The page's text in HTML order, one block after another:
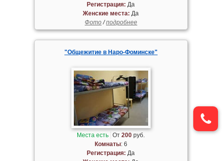
Регистрация: Да
Женские места: Да
Фото/подробнее
"Общежитие в Наро-Фоминске"
Места есть От200 руб.
Комнаты: 6
Регистрация: Да